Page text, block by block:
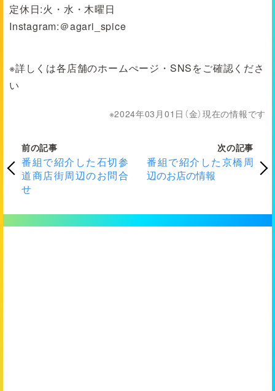
定休日:火・水・木曜日
Instagram:＠agari_spice
※詳しくは各店舗のホームぺージ・SNSをご確認くださ
い
2024年03月01日（金）現在の情報です
前の記事
番組で紹介した石切参
道商店街周辺のお問合
せ
次の記事
番組で紹介した京橋周
辺のお店の情報